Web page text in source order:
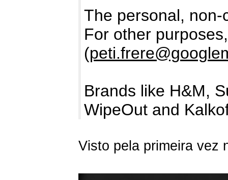
The personal,
For other
(
Brands like H&M,
WipeOut and
Visto pela primeira vez